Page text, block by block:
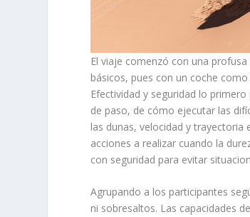
El viaje comenzó con una
básicos, pues con un coche
Efectividad y seguridad lo
de paso, de cómo ejecutar las
las dunas, velocidad y
acciones a realizar cuando la
con seguridad para evitar
Agrupando a los participantes
ni sobresaltos. Las capacidades